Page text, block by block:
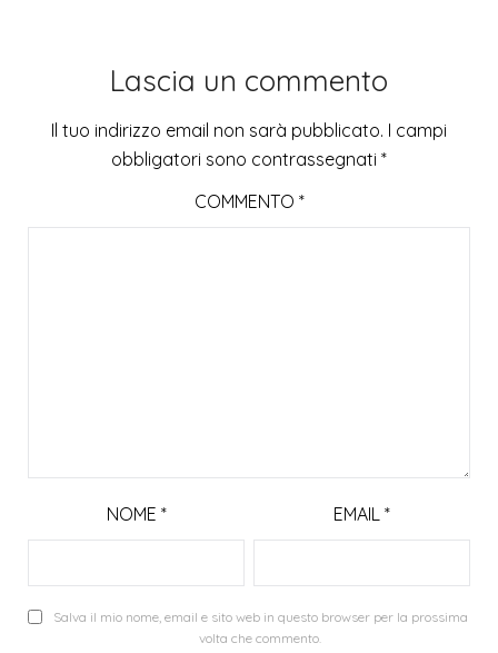
Lascia un commento
Il tuo indirizzo email non sarà pubblicato. I campi
obbligatori sono contrassegnati *
COMMENTO *
NOME * EMAIL *
Salva il mio nome, email e sito web in questo browser per la prossima
volta che commento.